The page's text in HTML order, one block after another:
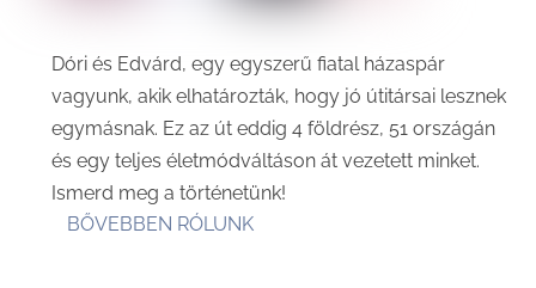
Dóri és Edvárd, egy egyszerű fiatal házaspár
vagyunk, akik elhatározták, hogy jó útitársai lesznek
egymásnak. Ez az út eddig 4 földrész, 51 országán
és egy teljes életmódváltáson át vezetett minket.
Ismerd meg a történetünk!
BŐVEBBEN RÓLUNK